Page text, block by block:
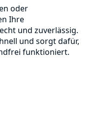
oder
Ihre
und zuverlässig.
und sorgt dafür,
funktioniert.